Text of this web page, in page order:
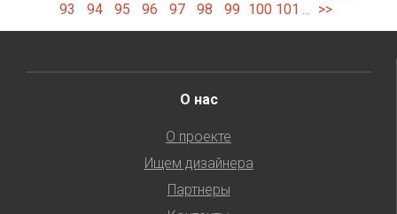
93
94 95 96 97 98 99 100 101 ... >>
О нас
О проекте
Ищем дизайнера
Партнеры